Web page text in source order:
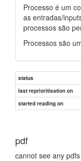
Processo é um
as entradas/
processos são
Processos são
status
last reprioritisation on
started reading on
pdf
cannot see any pdfs